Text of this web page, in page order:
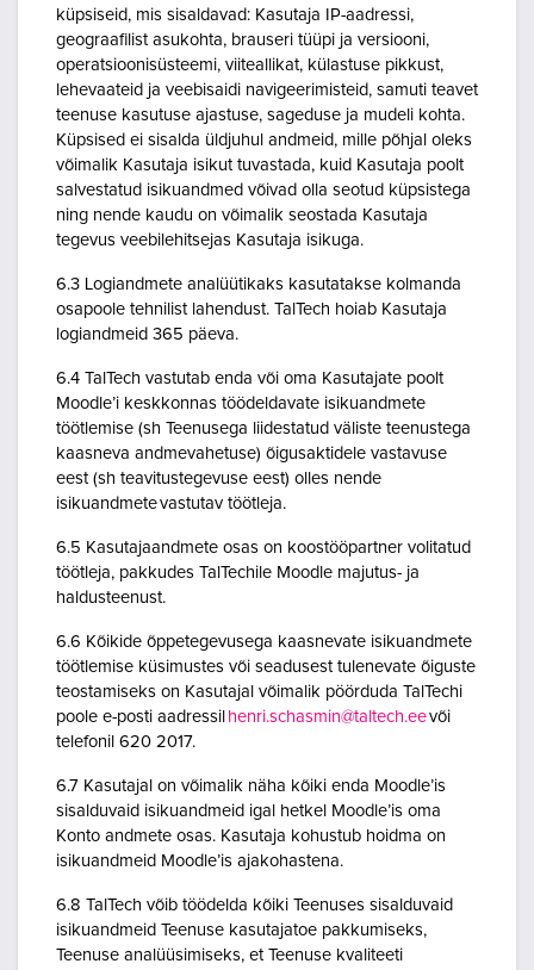
küpsiseid, mis sisaldavad: Kasutaja IP-aadressi,
geograafilist asukohta, brauseri tüüpi ja versiooni,
operatsioonisüsteemi, viiteallikat, külastuse pikkust,
lehevaateid ja veebisaidi navigeerimisteid, samuti teavet
teenuse kasutuse ajastuse, sageduse ja mudeli kohta.
Küpsised ei sisalda üldjuhul andmeid, mille põhjal oleks
võimalik Kasutaja isikut tuvastada, kuid Kasutaja poolt
salvestatud isikuandmed võivad olla seotud küpsistega
ning nende kaudu on võimalik seostada Kasutaja
tegevus veebilehitsejas Kasutaja isikuga.
6.3 Logiandmete analüütikaks kasutatakse kolmanda
osapoole tehnilist lahendust. TalTech hoiab Kasutaja
logiandmeid 365 päeva.
6.4 TalTech vastutab enda või oma Kasutajate poolt
Moodle’i keskkonnas töödeldavate isikuandmete
töötlemise (sh Teenusega liidestatud väliste teenustega
kaasneva andmevahetuse) õigusaktidele vastavuse
eest (sh teavitustegevuse eest) olles nende
isikuandmete vastutav töötleja.
6.5 Kasutajaandmete osas on koostööpartner volitatud
töötleja, pakkudes TalTechile Moodle majutus- ja
haldusteenust.
6.6 Kõikide õppetegevusega kaasnevate isikuandmete
töötlemise küsimustes või seadusest tulenevate õiguste
teostamiseks on Kasutajal võimalik pöörduda TalTechi
poole e-posti aadressil henri.schasmin@taltech.eevõi
telefonil 620 2017.
6.7 Kasutajal on võimalik näha kõiki enda Moodle’is
sisalduvaid isikuandmeid igal hetkel Moodle’is oma
Konto andmete osas. Kasutaja kohustub hoidma on
isikuandmeid Moodle’is ajakohastena.
6.8 TalTech võib töödelda kõiki Teenuses sisalduvaid
isikuandmeid Teenuse kasutajatoe pakkumiseks,
Teenuse analüüsimiseks, et Teenuse kvaliteeti